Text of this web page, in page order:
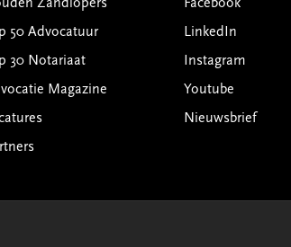
Zandlopers
50 Advocatuur
30 Notariaat
Magazine
Facebook
LinkedIn
Instagram
Youtube
Nieuwsbrief